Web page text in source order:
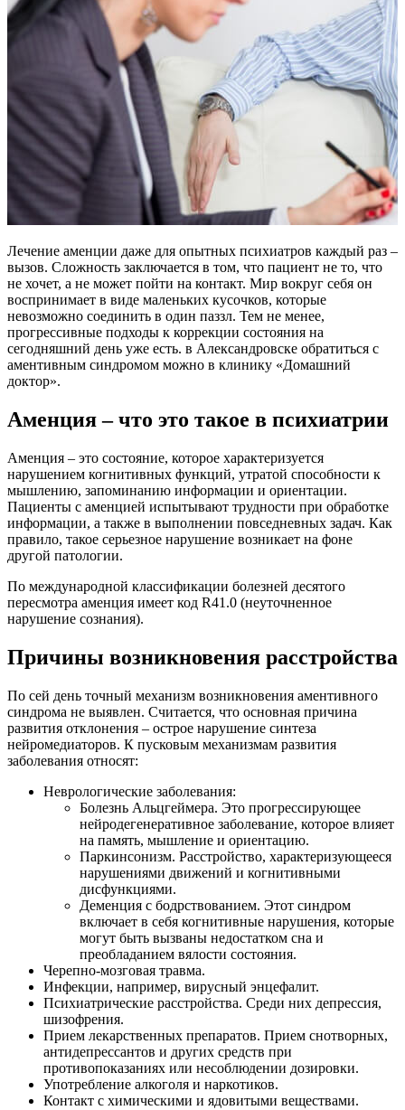
Лечение аменции даже для опытных психиатров каждый раз –
вызов. Сложность заключается в том, что пациент не то, что
не хочет, а не может пойти на контакт. Мир вокруг себя он
воспринимает в виде маленьких кусочков, которые
невозможно соединить в один паззл. Тем не менее,
прогрессивные подходы к коррекции состояния на
сегодняшний день уже есть. в Александровске обратиться с
аментивным синдромом можно в клинику «Домашний
доктор».
Аменция – что это такое в психиатрии
Аменция – это состояние, которое характеризуется
нарушением когнитивных функций, утратой способности к
мышлению, запоминанию информации и ориентации.
Пациенты с аменцией испытывают трудности при обработке
информации, а также в выполнении повседневных задач. Как
правило, такое серьезное нарушение возникает на фоне
другой патологии.
По международной классификации болезней десятого
пересмотра аменция имеет код R41.0 (неуточненное
нарушение сознания).
Причины возникновения расстройства
По сей день точный механизм возникновения аментивного
синдрома не выявлен. Считается, что основная причина
развития отклонения – острое нарушение синтеза
нейромедиаторов. К пусковым механизмам развития
заболевания относят:
Неврологические заболевания:
Болезнь Альцгеймера. Это прогрессирующее
нейродегенеративное заболевание, которое влияет
на память, мышление и ориентацию.
Паркинсонизм. Расстройство, характеризующееся
нарушениями движений и когнитивными
дисфункциями.
Деменция с бодрствованием. Этот синдром
включает в себя когнитивные нарушения, которые
могут быть вызваны недостатком сна и
преобладанием вялости состояния.
Черепно-мозговая травма.
Инфекции, например, вирусный энцефалит.
Психиатрические расстройства. Среди них депрессия,
шизофрения.
Прием лекарственных препаратов. Прием снотворных,
антидепрессантов и других средств при
противопоказаниях или несоблюдении дозировки.
Употребление алкоголя и наркотиков.
Контакт с химическими и ядовитыми веществами.